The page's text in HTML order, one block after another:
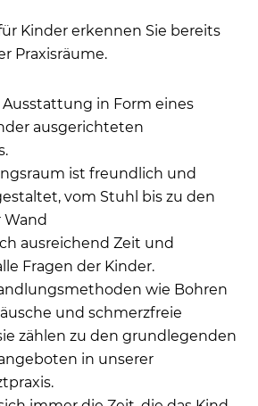
Kinder erkennen Sie bereits
Praxisräume.
in Form eines
ausgerichteten
ist freundlich und
vom Stuhl bis zu den
Wand
ausreichend Zeit und
Fragen der Kinder.
wie Bohren
und schmerzfreie
zählen zu den grundlegenden
in unserer